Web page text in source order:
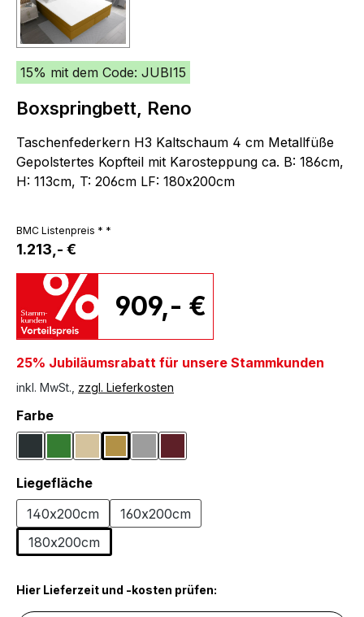
15% mit dem Code: JUBI15
Boxspringbett, Reno
Taschenfederkern H3 Kaltschaum 4 cm Metallfüße
Gepolstertes Kopfteil mit Karosteppung ca. B: 186cm,
H: 113cm, T: 206cm LF: 180x200cm
BMC Listenpreis * *
1.213,- €
909,- €
25% Jubiläumsrabatt für unsere Stammkunden
inkl. MwSt., zzgl. Lieferkosten
Farbeauswählen
Dunkelgrau
Dunkelgrün
EcruGoldfarben
GrauWeinrot
Liegeflächeauswählen
140x200cm
160x200cm
180x200cm
Hier Lieferzeit und -kosten prüfen: